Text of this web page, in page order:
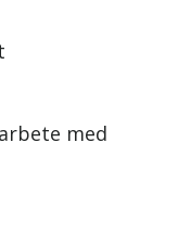
med